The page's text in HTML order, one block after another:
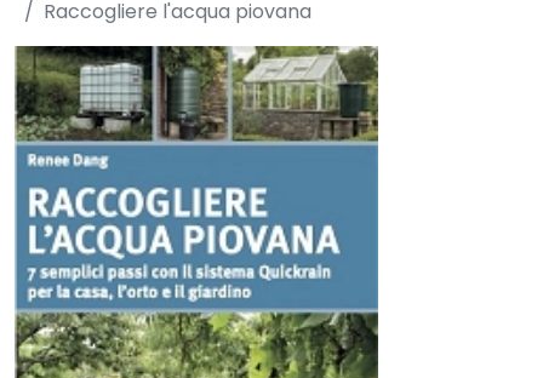
Raccogliere l'acqua piovana